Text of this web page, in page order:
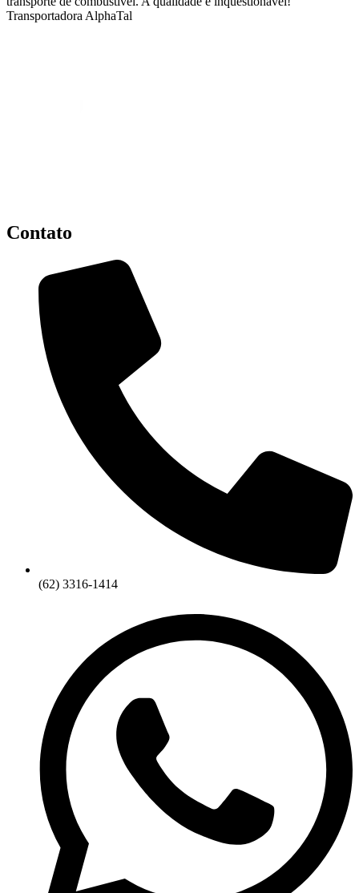
Transportadora AlphaTal
Contato
(62) 3316-1414